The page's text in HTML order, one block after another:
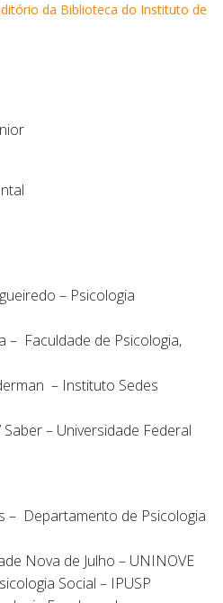
da Biblioteca do Instituto de
– Psicologia
– Faculdade de Psicologia,
– Instituto Sedes
– Universidade Federal
– Departamento de Psicologia
Nova de Julho – UNINOVE
Social – IPUSP